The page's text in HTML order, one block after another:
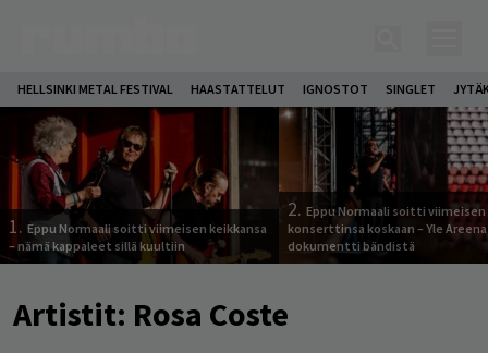
HELLSINKI METAL FESTIVAL HAASTATTELUT IGNOSTOT SINGLET
1. Eppu Normaali soitti viimeisen keikkansa
– nämä kappaleet sillä kuultiin
2. Eppu Normaali soitti viimeisen
konserttinsa koskaan – Yle
dokumentti bändistä
Artistit: Rosa Coste